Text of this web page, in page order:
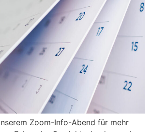
Zoom-Info-Abend für mehr